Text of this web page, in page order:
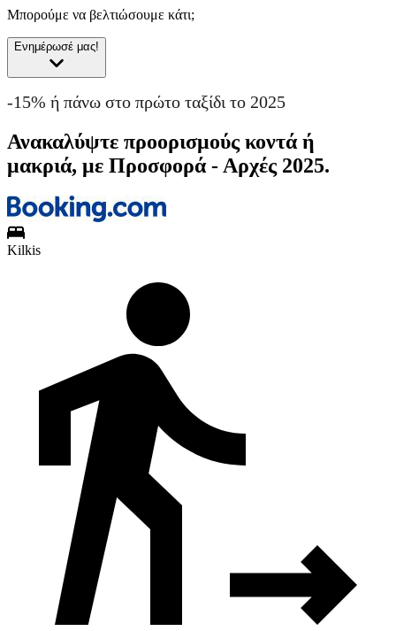
Μπορούμε να βελτιώσουμε κάτι;
Ενημέρωσέ μας!
-15% ή πάνω στο πρώτο ταξίδι το 2025
Ανακαλύψτε προορισμούς κοντά ή
μακριά, με Προσφορά - Αρχές 2025.
Kilkis